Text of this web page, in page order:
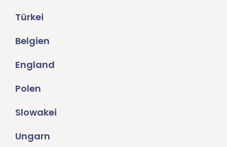
Türkei
Belgien
England
Polen
Slowakei
Ungarn